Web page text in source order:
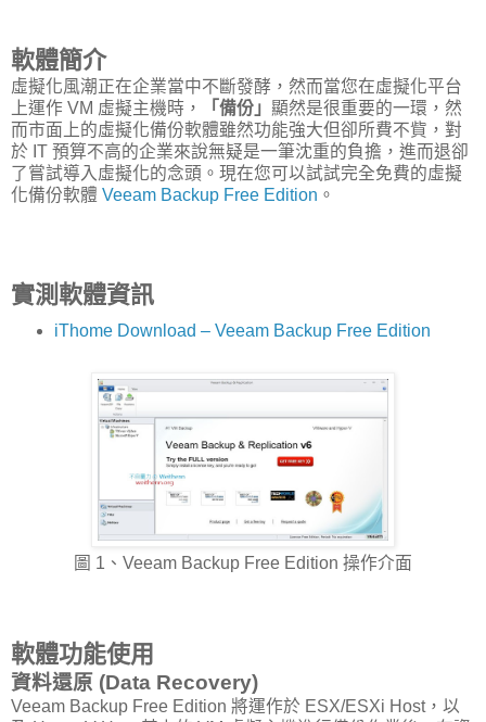
軟體簡介
虛擬化風潮正在企業當中不斷發酵，然而當您在虛擬化平台
上運作 VM 虛擬主機時，
「備份」 顯然是很重要的一環，然
而市面上的虛擬化備份軟體雖然功能強大但卻所費不貲，對
於 IT 預算不高的企業來說無疑是一筆沈重的負擔，進而退卻
了嘗試導入虛擬化的念頭。現在您可以試試完全免費的虛擬
化備份軟體 Veeam Backup Free Edition 。
實測軟體資訊
iThome Download – Veeam Backup Free Edition
圖 1、Veeam Backup Free Edition 操作介面
軟體功能使用
資料還原 (Data Recovery)
Veeam Backup Free Edition 將運作於 ESX/ESXi Host，以